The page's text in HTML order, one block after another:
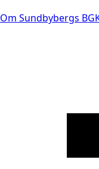
Om Sundbybergs